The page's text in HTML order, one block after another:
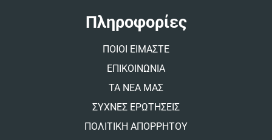
Πληροφορίες
ΠΟΙΟΙ ΕΙΜΑΣΤΕ
ΕΠΙΚΟΙΝΩΝΙΑ
ΤΑ ΝΕΑ ΜΑΣ
ΣΥΧΝΕΣ ΕΡΩΤΗΣΕΙΣ
ΠΟΛΙΤΙΚΗ ΑΠΟΡΡΗΤΟΥ